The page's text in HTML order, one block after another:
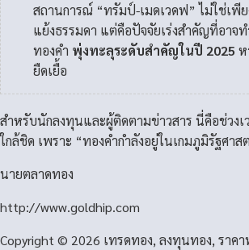
สถานการณ์ “ทรัมป์-เมดเวดฟ” ไม่ใช่เพี
แย้งธรรมดา แต่คือปัจจัยเร่งสำคัญที่อาจท
ทองคำ พุ่งทะลุระดับสำคัญในปี 2025 ห
ยืดเยื้อ
สำหรับนักลงทุนและผู้ติดตามข่าวสาร นี่คือช่วงเ
ใกล้ชิด เพราะ “ทองคำกำลังอยู่ในเกมภูมิรัฐศาส
นายตลาดทอง
http://www.goldhip.com
Copyright © 2026 เทรดทอง, ลงทุนทอง, ราค